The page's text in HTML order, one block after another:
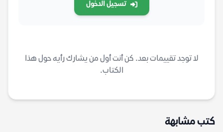
تسجيل الدخول
لا توجد تقييمات بعد. كن أنت أول من يشارك رأيه حول هذا
الكتاب.
كتب مشابهة